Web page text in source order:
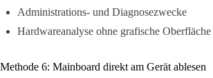
Administrations- und Diagnosezwecke
Hardwareanalyse ohne grafische Oberfläche
Methode 6: Mainboard direkt am Gerät ablesen